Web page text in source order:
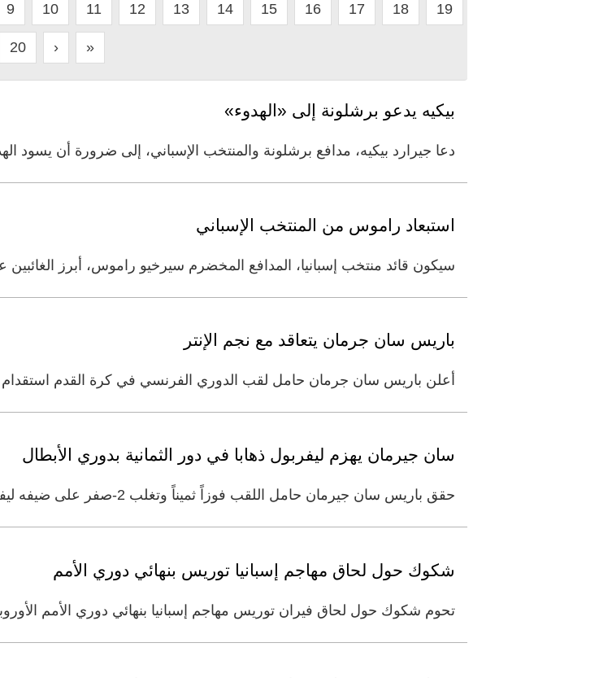
9 10 11 12 13 14 15 16 17 18 19
20 › »
بيكيه يدعو برشلونة إلى «الهدوء»
دعا جيرارد بيكيه، مدافع برشلونة والمنتخب الإسباني، إلى ضرورة أن يسود
استبعاد راموس من المنتخب الإسباني
سيكون قائد منتخب إسبانيا، المدافع المخضرم سيرخيو راموس، أبرز الغائبين عن نهائيات كأس أوروبا
باريس سان جرمان يتعاقد مع نجم الإنتر
أعلن باريس سان جرمان حامل لقب الدوري الفرنسي في كرة القدم استقدام
سان جيرمان يهزم ليفربول ذهابا في دور الثمانية بدوري الأبطال
حقق ​باريس سان جيرمان حامل اللقب فوزاً ثميناً وتغلب 2-صفر على ضيفه ليفربول الأربعاء، في ‌ذهاب دور الثمانية من دوري
شكوك حول لحاق مهاجم إسبانيا توريس بنهائي دوري الأمم
تحوم شكوك حول لحاق فيران توريس مهاجم إسبانيا بنهائي دوري الأمم